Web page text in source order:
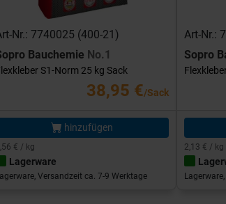
Nr.: 7740025 (400-21)
Bauchemie No.1
S1-Norm 25 kg Sack
38,95 €/Sack
hinzufügen
€ / kg
Lagerware
Versandzeit ca. 7-9 Werktage
Art-Nr.:
Sopro
2,13 € / kg